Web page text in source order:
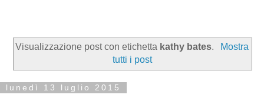
Visualizzazione post con etichetta kathy bates.
Mostra
tutti i post
lunedì 13 luglio 2015